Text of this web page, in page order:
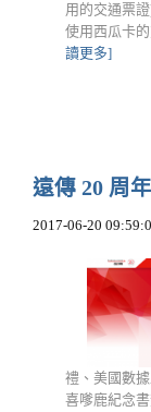
用的交通票
使用西瓜卡
讀更多]
遠傳 20 周
2017-06-20
禮、美國數
喜嗲鹿紀念